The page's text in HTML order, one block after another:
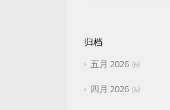
归档
五月 2026 6
四月 2026 4